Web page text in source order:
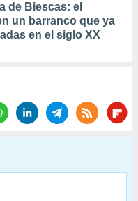
de Biescas: el
un barranco que ya
en el siglo XX